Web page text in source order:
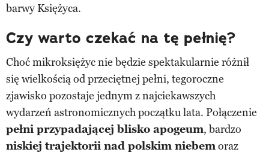
barwy Księżyca.
Czy warto czekać na tę pełnię?
Choć mikroksiężyc nie będzie spektakularnie różnił
się wielkością od przeciętnej pełni, tegoroczne
zjawisko pozostaje jednym z najciekawszych
wydarzeń astronomicznych początku lata. Połączenie
pełni przypadającej blisko apogeum, bardzo
niskiej trajektorii nad polskim niebemoraz